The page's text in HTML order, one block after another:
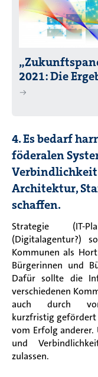
2021: Die
4. Es bedarf
föderalen
Architektur,
schaffen.
Strategie (IT-
(Digitalagentur?)
Kommunen als
Bürgerinnen und
Dafür sollte die
verschiedenen
auch durch
kurzfristig
vom Erfolg anderer.
und
zulassen.